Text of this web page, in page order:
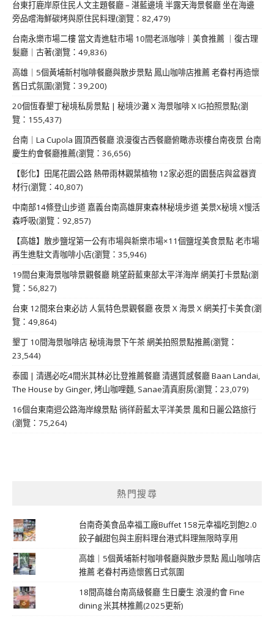
台東打鹿岸原住民人文主題餐廳 – 湛藍邊境 半露天海景餐廳 坐在海邊
旁品嚐海鮮碳烤與原住民料理(瀏覽：82,479)
台南永樂市場二樓 當文青進駐市場 10間老派咖啡｜美食推薦 ｜復古理
髮廳｜古著(瀏覽：49,836)
高雄｜5個黃埔新村咖啡餐廳與散步景點 鳳山咖啡店推薦 老眷村再造懷
舊日式氛圍(瀏覽：39,200)
20個恆春墾丁秘境私房景點 | 秘境沙灘 X 海景咖啡 X IG拍照景點(瀏
覽：155,437)
台南｜La Cupola 圓頂西餐廳 浪漫復古西餐廳俯瞰赤崁樓台南夜景 台南
慶生約會餐廳推薦(瀏覽：36,656)
【彰化】田尾花園公路 熱帶雨林觀葉植物 12家必逛的園藝店與盆器資
材行(瀏覽：40,807)
中南部14條登山步道 嘉義台南高雄屏東森林秘境步道 美景X秘境 X慢活
森呼吸(瀏覽：92,857)
【高雄】散步鹽埕第一公有市場與新樂市場×11個鹽埕美食景點 老市場
再生進駐文青咖啡小店(瀏覽：35,946)
19間台東海景咖啡景觀餐廳 眺望蔚藍東部太平洋海岸 網美打卡景點(瀏
覽：56,827)
台東 12間來台東必訪 人氣特色景觀餐廳 夜景 X 海景 X 網美打卡美食(瀏
覽：49,864)
墾丁 10間海景咖啡店 秘境海景下午茶 網美拍照景點推薦(瀏覽：
23,544)
泰國 | 清邁必吃4間米其林必比登推薦餐廳 清邁質感餐廳 Baan Landai,
The House by Ginger, 烤山咖哩麵, Sanae清真廚房(瀏覽：23,079)
16個台東南迴公路海岸線景點 徜徉蔚藍太平洋美景 風和日麗公路旅行
(瀏覽：75,264)
熱門搜尋
台南奇美食品幸福工廠Buffet 158元幸福吃到飽2.0
餃子鹹甜包與主廚料理台港式料理無限時享用
高雄｜5個黃埔新村咖啡餐廳與散步景點 鳳山咖啡店
推薦 老眷村再造懷舊日式氛圍
18間高雄台南高級餐廳 生日慶生 浪漫約會 Fine
dining 米其林推薦(2025更新)